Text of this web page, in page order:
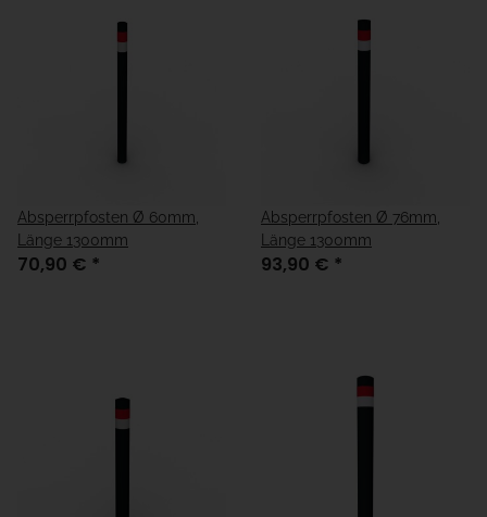
Absperrpfosten Ø 60mm,
Länge 1300mm
70,90 € *
Absperrpfosten Ø 76mm,
Länge 1300mm
93,90 € *